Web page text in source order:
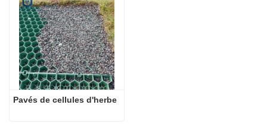
Pavés de cellules d'herbe